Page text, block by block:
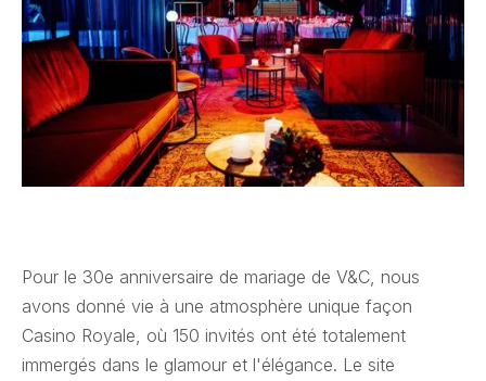
Pour le 30e anniversaire de mariage de V&C, nous
avons donné vie à une atmosphère unique façon
Casino Royale, où 150 invités ont été totalement
immergés dans le glamour et l'élégance. Le site